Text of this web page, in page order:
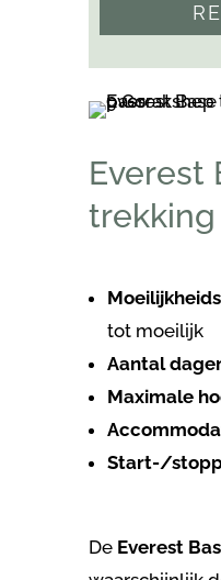
Everest
trekking
tot moeilijk
Aantal
Maximale
Start-/
De Everest